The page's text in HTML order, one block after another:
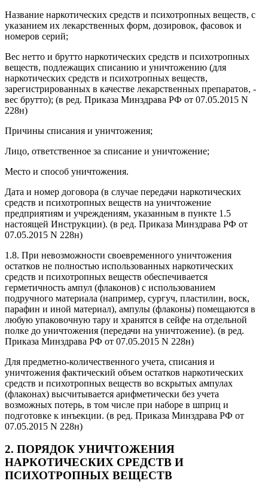
Название наркотических средств и психотропных веществ, с
указанием их лекарственных форм, дозировок, фасовок и
номеров серий;
Вес нетто и брутто наркотических средств и психотропных
веществ, подлежащих списанию и уничтожению (для
наркотических средств и психотропных веществ,
зарегистрированных в качестве лекарственных препаратов, -
вес брутто); (в ред. Приказа Минздрава РФ от 07.05.2015 N
228н)
Причины списания и уничтожения;
Лицо, ответственное за списание и уничтожение;
Место и способ уничтожения.
Дата и номер договора (в случае передачи наркотических
средств и психотропных веществ на уничтожение
предприятиям и учреждениям, указанным в пункте 1.5
настоящей Инструкции). (в ред. Приказа Минздрава РФ от
07.05.2015 N 228н)
1.8. При невозможности своевременного уничтожения
остатков не полностью использованных наркотических
средств и психотропных веществ обеспечивается
герметичность ампул (флаконов) с использованием
подручного материала (например, сургуч, пластилин, воск,
парафин и иной материал), ампулы (флаконы) помещаются в
любую упаковочную тару и хранятся в сейфе на отдельной
полке до уничтожения (передачи на уничтожение). (в ред.
Приказа Минздрава РФ от 07.05.2015 N 228н)
Для предметно-количественного учета, списания и
уничтожения фактический объем остатков наркотических
средств и психотропных веществ во вскрытых ампулах
(флаконах) высчитывается арифметически без учета
возможных потерь, в том числе при наборе в шприц и
подготовке к инъекции. (в ред. Приказа Минздрава РФ от
07.05.2015 N 228н)
2. ПОРЯДОК УНИЧТОЖЕНИЯ
НАРКОТИЧЕСКИХ СРЕДСТВ И
ПСИХОТРОПНЫХ ВЕЩЕСТВ